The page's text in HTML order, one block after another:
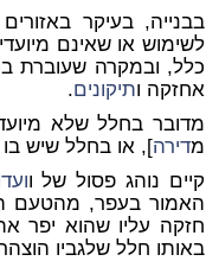
בבנייה, בעיקר
לשימוש או שאינם
כלל, ובמקרה שעוברת
אחזקה ותיקונים.
מדובר בחלל שלא
מדירה], או בחלל שיש
קיים נוהג פסול של ו
האמור בעפר, מהטעם
חזקה עליו שהוא יפר
באותו חלל שלגביו